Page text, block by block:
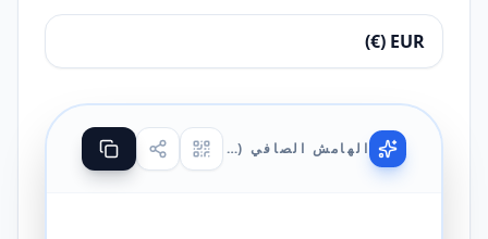
الهامش الصافي (%)